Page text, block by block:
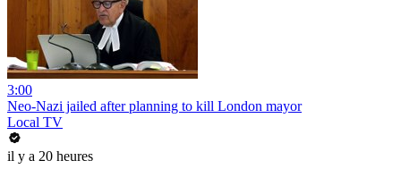
3:00
Neo-Nazi jailed after planning to kill London mayor
Local TV
il y a 20 heures